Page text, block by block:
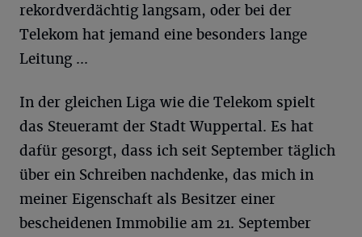
rekordverdächtig langsam, oder bei der
Telekom hat jemand eine besonders lange
Leitung ...
In der gleichen Liga wie die Telekom spielt
das Steueramt der Stadt Wuppertal. Es hat
dafür gesorgt, dass ich seit September täglich
über ein Schreiben nachdenke, das mich in
meiner Eigenschaft als Besitzer einer
bescheidenen Immobilie am 21. September